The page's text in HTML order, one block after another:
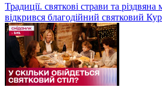
Традиції. святкові страви та
відкрився благодійний святковий